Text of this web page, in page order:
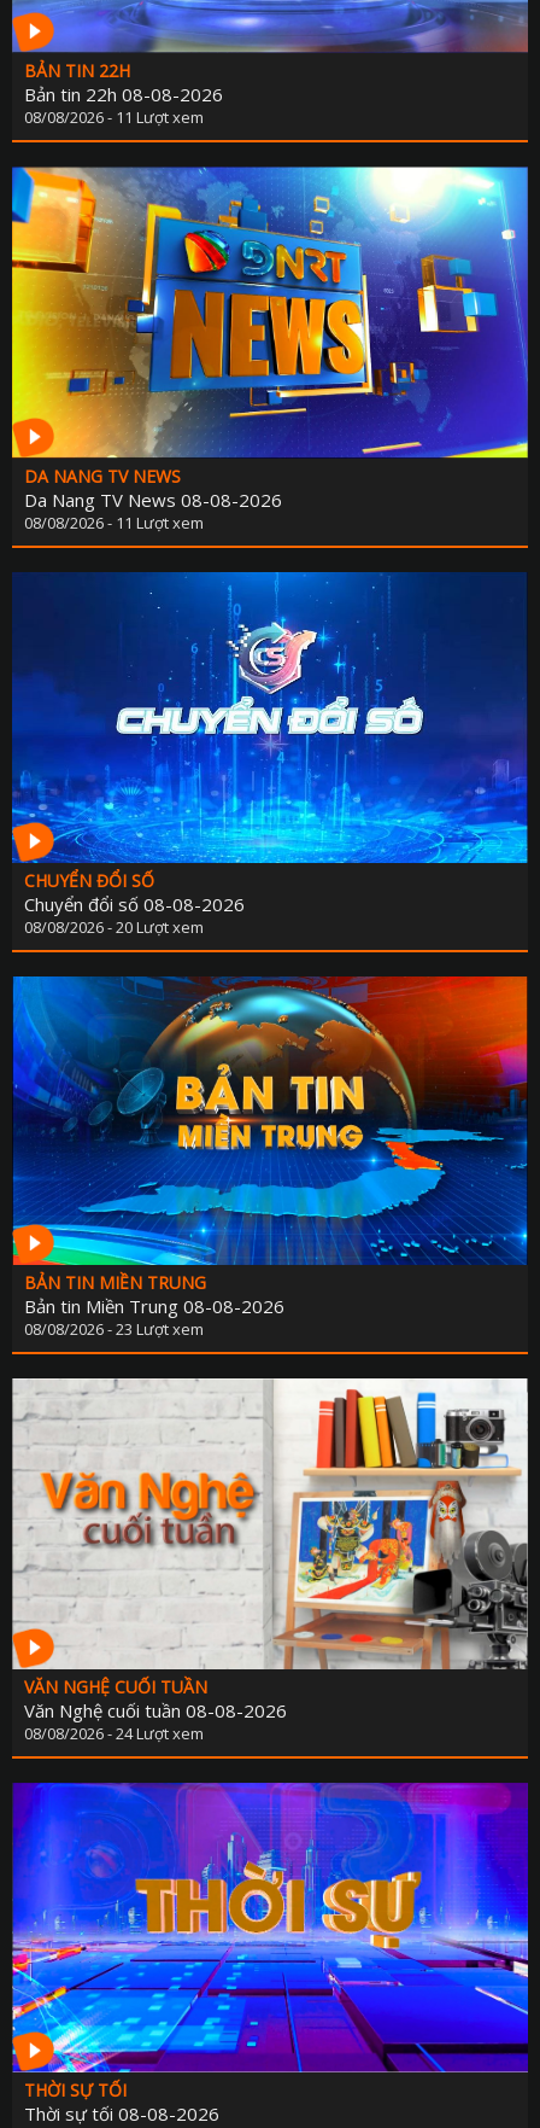
BẢN TIN 22H
Bản tin 22h 08-08-2026
08/08/2026 - 11 Lượt xem
DA NANG TV NEWS
Da Nang TV News 08-08-2026
08/08/2026 - 11 Lượt xem
CHUYỂN ĐỔI SỐ
Chuyển đổi số 08-08-2026
08/08/2026 - 20 Lượt xem
BẢN TIN MIỀN TRUNG
Bản tin Miền Trung 08-08-2026
08/08/2026 - 23 Lượt xem
VĂN NGHỆ CUỐI TUẦN
Văn Nghệ cuối tuần 08-08-2026
08/08/2026 - 24 Lượt xem
THỜI SỰ TỐI
Thời sự tối 08-08-2026